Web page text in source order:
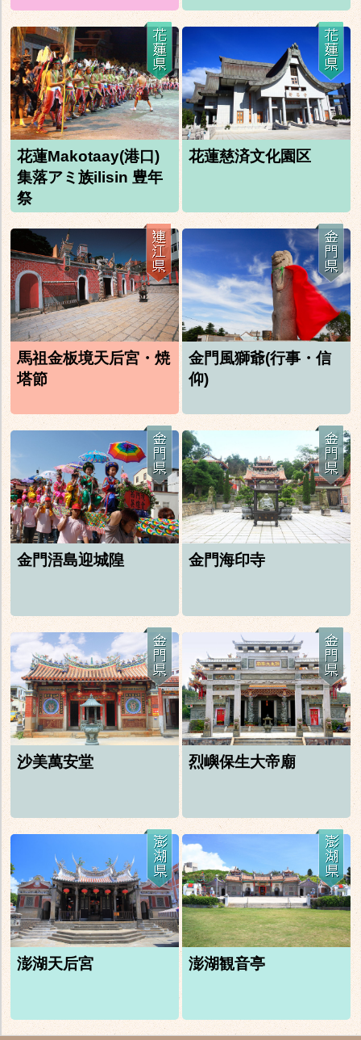
花蓮Makotaay(港口)
集落アミ族ilisin 豊年
祭
花蓮慈済文化園区
馬祖金板境天后宮・焼
塔節
金門風獅爺(行事・信
仰)
金門浯島迎城隍 金門海印寺
沙美萬安堂 烈嶼保生大帝廟
澎湖天后宮 澎湖観音亭